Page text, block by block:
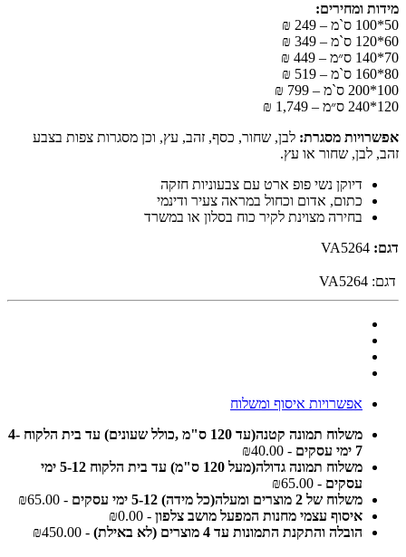
מידות ומחירים:
50*100 ס`מ – 249 ₪
60*120 ס`מ – 349 ₪
70*140 ס״מ – 449 ₪
80*160 ס`מ – 519 ₪
100*200 ס`מ – 799 ₪
120*240 ס״מ – 1,749 ₪
אפשרויות מסגרת: לבן, שחור, כסף, זהב, עץ, וכן מסגרות צפות בצבע
זהב, לבן, שחור או עץ.
דיוקן נשי פופ ארט עם צבעוניות חזקה
כתום, אדום וכחול במראה צעיר ודינמי
בחירה מצוינת לקיר כוח בסלון או במשרד
דגם:
דגם: VA5264
אפשרויות איסוף ומשלוח
משלוח תמונה קטנה(עד 120 ס"מ ,כולל שעונים) עד בית הלקוח 4-
7 ימי עסקים
- ₪40.00
משלוח תמונה גדולה(מעל 120 ס"מ) עד בית הלקוח 5-12 ימי
עסקים - ₪65.00
משלוח של 2 מוצרים ומעלה(כל מידה) 5-12 ימי עסקים
- ₪65.00
איסוף עצמי מחנות המפעל מושב צלפון - ₪0.00
הובלה והתקנת התמונות עד 4 מוצרים (לא באילת)
- ₪450.00